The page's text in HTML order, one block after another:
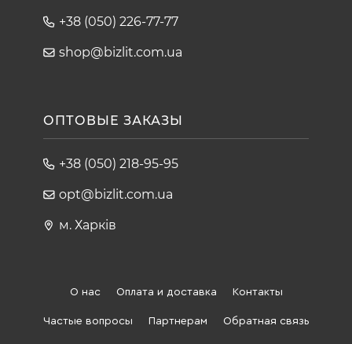
+38 (050) 226-77-77
shop@bizlit.com.ua
ОПТОВЫЕ ЗАКАЗЫ
+38 (050) 218-95-95
opt@bizlit.com.ua
м. Харків
О нас Оплата и доставка Контакты
Частые вопросы Партнерам Обратная связь